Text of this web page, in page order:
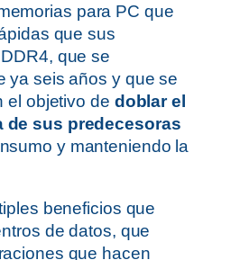
para PC que
que sus
que se
ya seis años y que se
el objetivo de doblar el
de sus predecesoras
y manteniendo la
beneficios que
de datos, que
que hacen